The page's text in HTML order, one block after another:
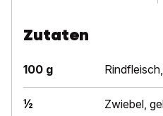
Zutaten
100 g
½ Zwiebel,